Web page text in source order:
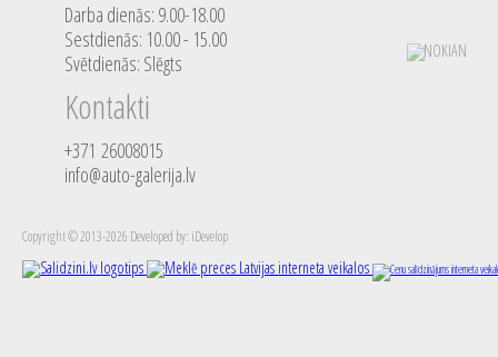
Darba dienās: 9.00-18.00
Sestdienās: 10.00 - 15.00
Svētdienās: Slēgts
Kontakti
+371 26008015
info@auto-galerija.lv
Copyright © 2013-2026 Developed by: iDevelop